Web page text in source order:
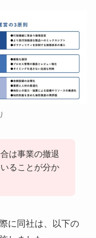
は事業の撤退
ることが分か
に同社は、以下の